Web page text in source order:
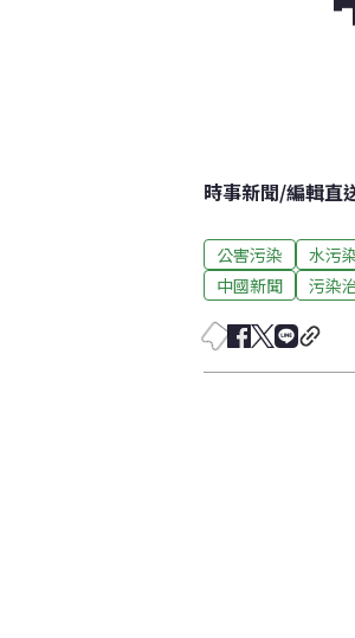
時事新聞/編輯直
公害污染
水污
中國新聞
污染